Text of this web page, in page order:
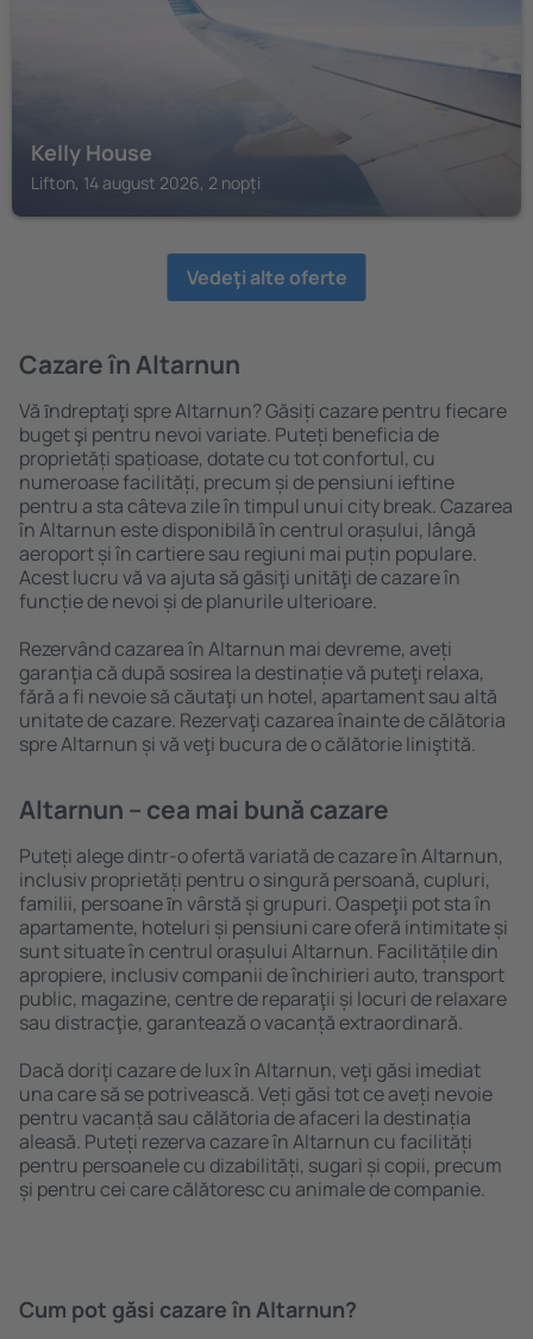
Kelly House
Lifton, 14 august 2026, 2 nopți
Vedeţi alte oferte
Cazare în Altarnun
Vă ȋndreptaţi spre Altarnun? Găsiți cazare pentru fiecare
buget şi pentru nevoi variate. Puteți beneficia de
proprietăți spațioase, dotate cu tot confortul, cu
numeroase facilități, precum și de pensiuni ieftine
pentru a sta câteva zile în timpul unui city break. Cazarea
în Altarnun este disponibilă în centrul orașului, lângă
aeroport și în cartiere sau regiuni mai puțin populare.
Acest lucru vă va ajuta să găsiţi unităţi de cazare în
funcție de nevoi și de planurile ulterioare.
Rezervând cazarea în Altarnun mai devreme, aveți
garanţia că după sosirea la destinație vă puteţi relaxa,
fără a fi nevoie să căutaţi un hotel, apartament sau altă
unitate de cazare. Rezervaţi cazarea înainte de călătoria
spre Altarnun și vă veţi bucura de o călătorie liniştită.
Altarnun – cea mai bună cazare
Puteți alege dintr-o ofertă variată de cazare în Altarnun,
inclusiv proprietăți pentru o singură persoană, cupluri,
familii, persoane ȋn vârstă și grupuri. Oaspeţii pot sta în
apartamente, hoteluri și pensiuni care oferă intimitate și
sunt situate în centrul orașului Altarnun. Facilitățile din
apropiere, inclusiv companii de închirieri auto, transport
public, magazine, centre de reparaţii și locuri de relaxare
sau distracţie, garantează o vacanță extraordinară.
Dacă doriţi cazare de lux în Altarnun, veţi găsi imediat
una care să se potrivească. Veți găsi tot ce aveți nevoie
pentru vacanță sau călătoria de afaceri la destinația
aleasă. Puteți rezerva cazare în Altarnun cu facilități
pentru persoanele cu dizabilități, sugari și copii, precum
și pentru cei care călătoresc cu animale de companie.
Cum pot găsi cazare în Altarnun?